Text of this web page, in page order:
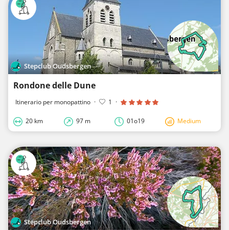
Stepclub Oudsbergen
Rondone delle Dune
Itinerario per monopattino · 1 ·
20 km 97 m 01o19 Medium
Stepclub Oudsbergen